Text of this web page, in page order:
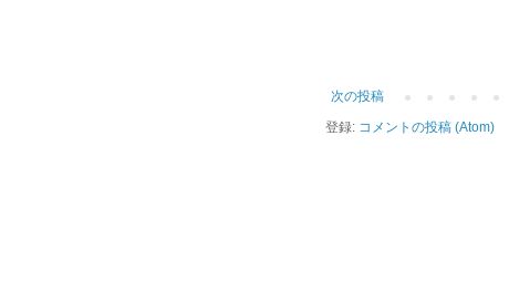
次の投稿
登録: コメントの投稿 (Atom)